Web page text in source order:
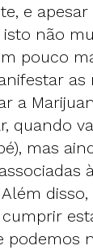
e
isto não
pouco
as
a
quando
mas
podemos